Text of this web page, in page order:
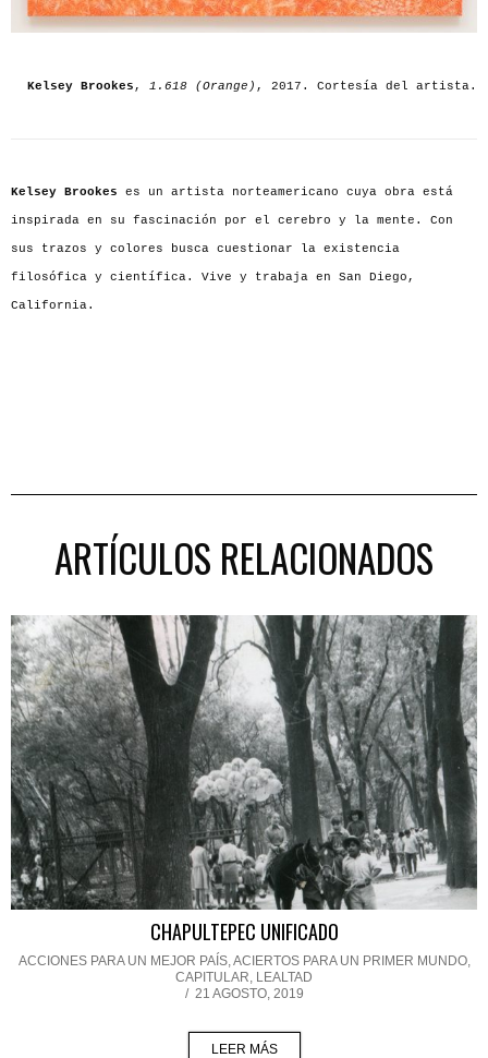
Kelsey Brookes , 1.618 (Orange) , 2017. Cortesía del artista.
Kelsey Brookes es un artista norteamericano cuya obra está
inspirada en su fascinación por el cerebro y la mente. Con
sus trazos y colores busca cuestionar la existencia
filosófica y científica. Vive y trabaja en San Diego,
California.
ARTÍCULOS RELACIONADOS
CHAPULTEPEC UNIFICADO
ACCIONES PARA UN MEJOR PAÍS,ACIERTOS PARA UN PRIMER MUNDO,
CAPITULAR, LEALTAD
/ 21 AGOSTO, 2019
LEER MÁS